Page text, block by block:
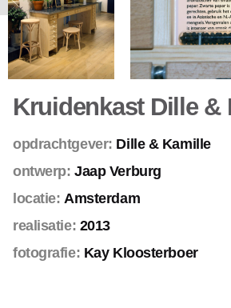
Kruidenkast Dille &
opdrachtgever: Dille & Kamille
ontwerp: Jaap Verburg
locatie: Amsterdam
realisatie: 2013
fotografie: Kay Kloosterboer